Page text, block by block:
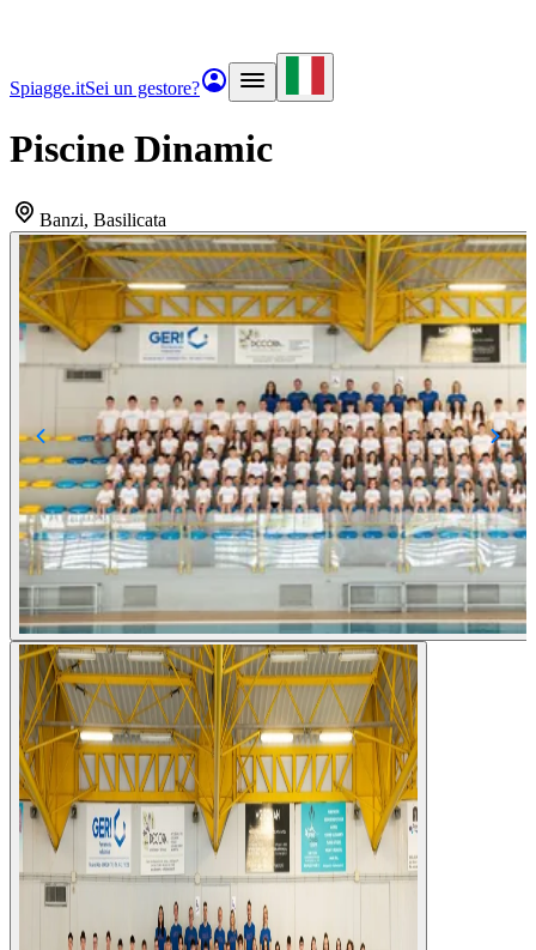
Spiagge.itSei un gestore?
Piscine Dinamic
Banzi, Basilicata